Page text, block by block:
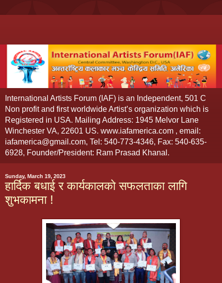
International Artists Forum (IAF) is an Independent, 501 C
Non profit and first worldwide Artist’s organization which is
Registered in USA. Mailing Address: 1945 Melvor Lane
Winchester VA, 22601 US. www.iafamerica.com , email:
iafamerica@gmail.com, Tel: 540-773-4346, Fax: 540-635-
6928, Founder/President: Ram Prasad Khanal.
Sunday, March 19, 2023
हार्दिक बधाई र कार्यकालको सफलताका लागि
शुभकामना !